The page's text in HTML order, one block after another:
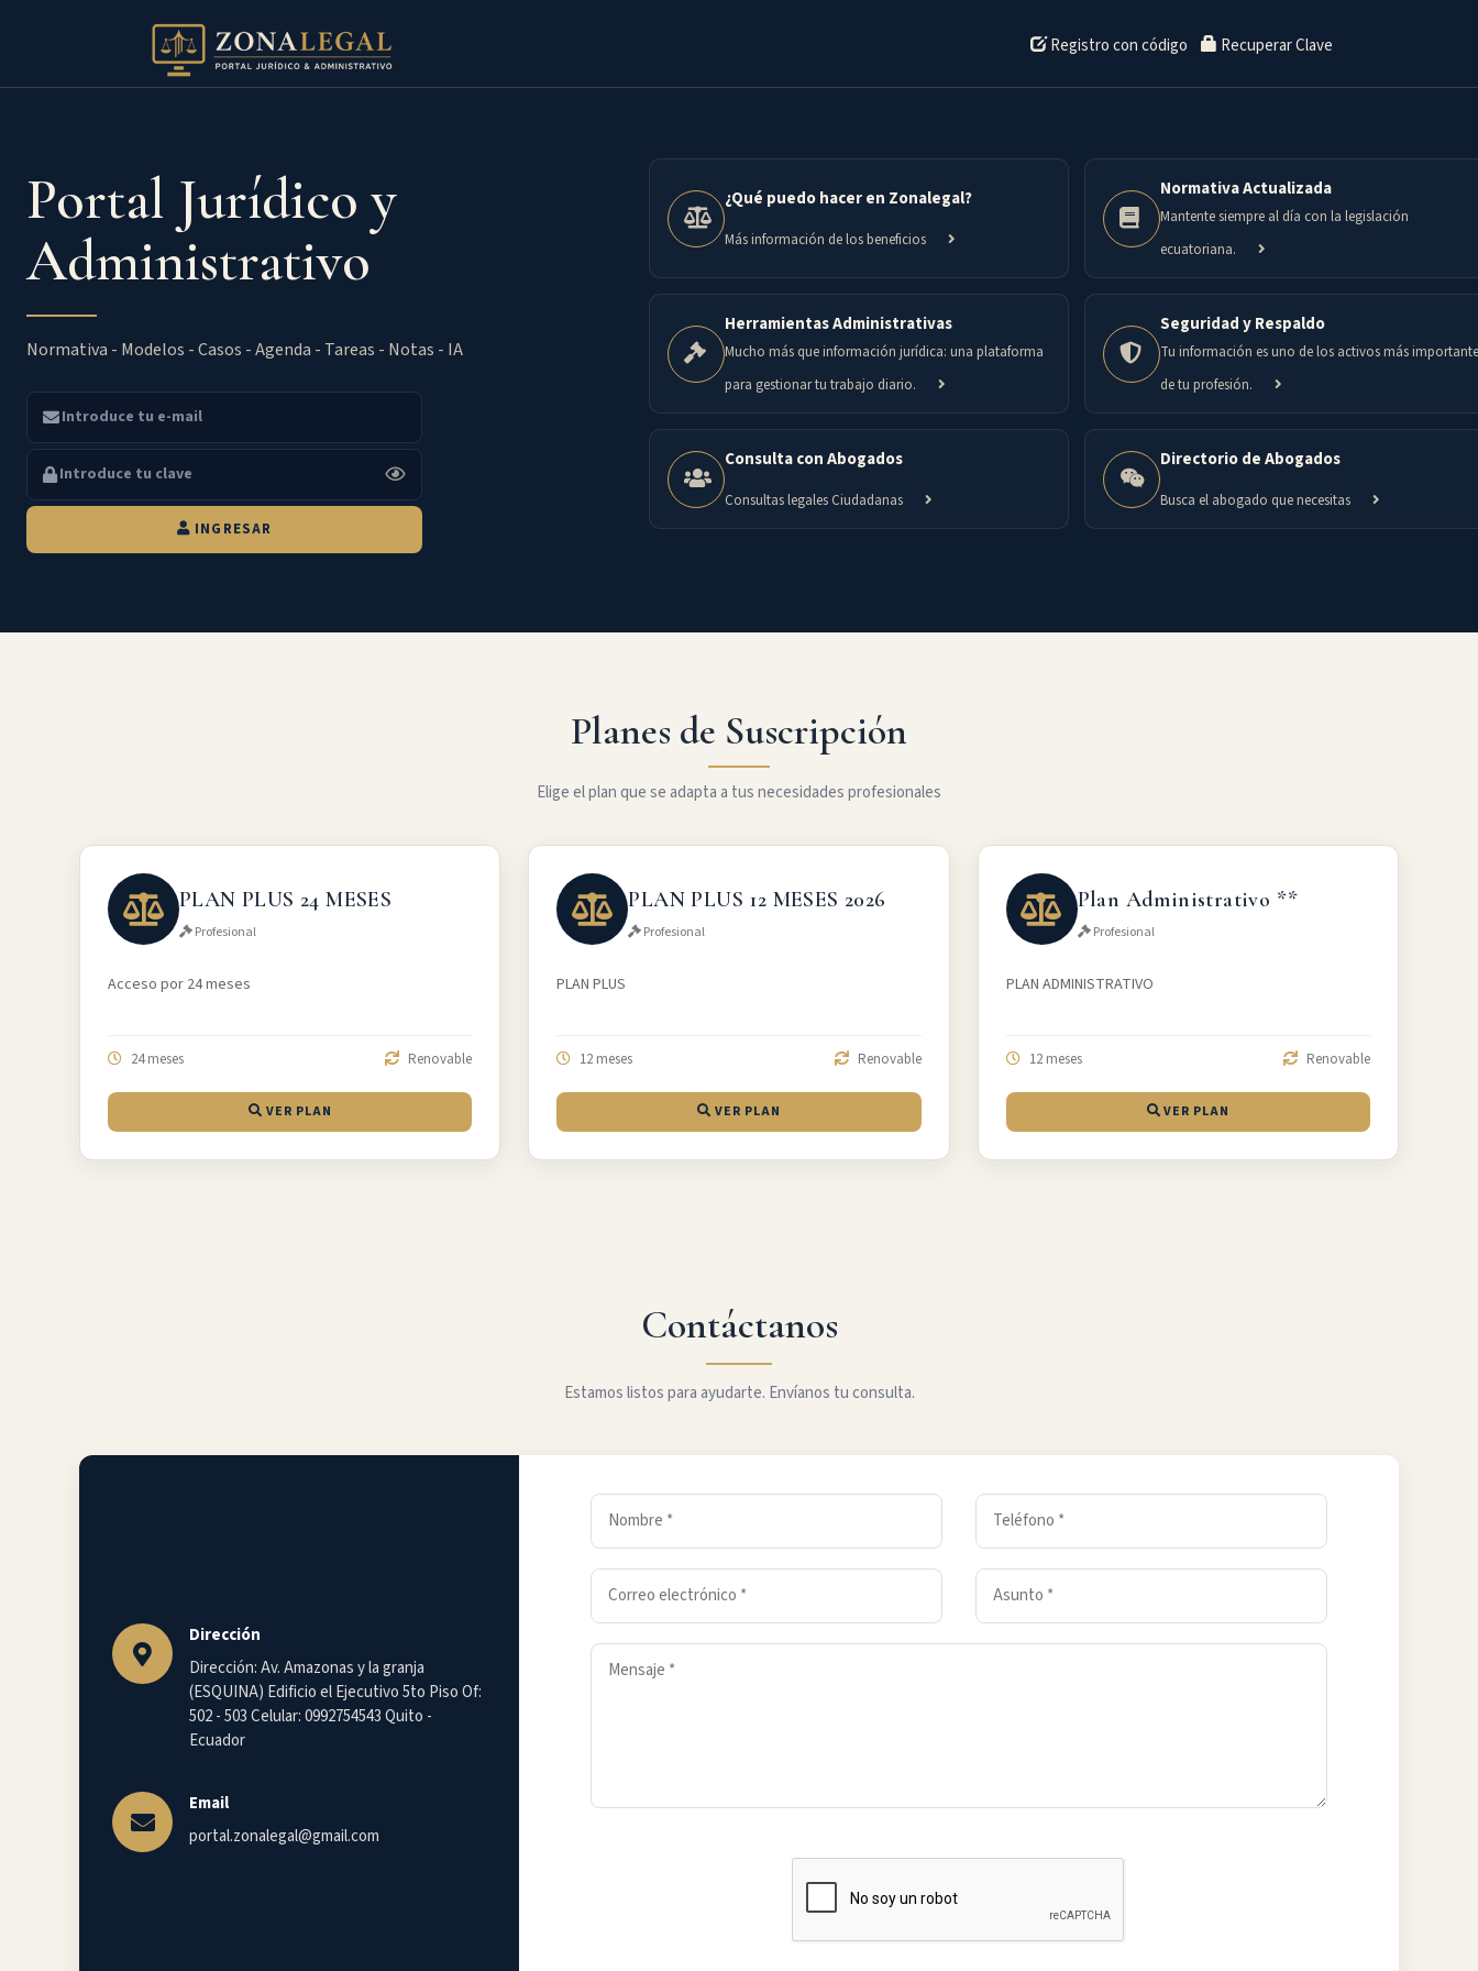
Registro con código Recuperar Clave
Portal Jurídico y
Administrativo
Normativa - Modelos - Casos - Agenda - Tareas - Notas - IA
INGRESAR
¿Qué puedo hacer en Zonalegal?
Más información de los beneficios
Normativa Actualizada
Mantente siempre al día con la legislación
ecuatoriana.
Herramientas Administrativas
Mucho más que información jurídica: una plataforma
para gestionar tu trabajo diario.
Seguridad y Respaldo
Tu información es uno de los activos más
de tu profesión.
Consulta con Abogados
Consultas legales Ciudadanas
Directorio de Abogados
Busca el abogado que necesitas
Planes de Suscripción
Elige el plan que se adapta a tus necesidades profesionales
PLAN PLUS 24 MESES
Profesional
Acceso por 24 meses
24 meses Renovable
VER PLAN
PLAN PLUS 12 MESES 2026
Profesional
PLAN PLUS
12 meses Renovable
VER PLAN
Plan Administrativo **
Profesional
PLAN ADMINISTRATIVO
12 meses Renovable
VER PLAN
Contáctanos
Estamos listos para ayudarte. Envíanos tu consulta.
Dirección
Dirección: Av. Amazonas y la granja
(ESQUINA) Edificio el Ejecutivo 5to Piso Of:
502 - 503 Celular: 0992754543 Quito -
Ecuador
Email
portal.zonalegal@gmail.com